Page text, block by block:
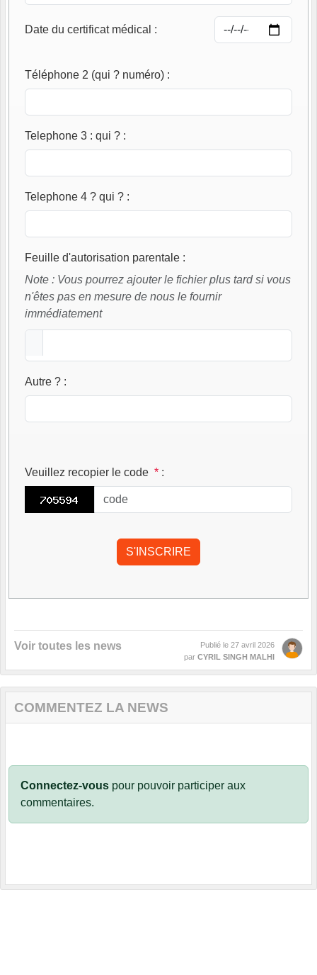
Date du certificat médical :
Téléphone 2 (qui ? numéro) :
Telephone 3 : qui ? :
Telephone 4 ? qui ? :
Feuille d'autorisation parentale :
Note : Vous pourrez ajouter le fichier plus tard si vous
n'êtes pas en mesure de nous le fournir
immédiatement
Autre ? :
Veuillez recopier le code * :
Voir toutes les news Publié le 27 avril 2026
par CYRIL SINGH MALHI
COMMENTEZ LA NEWS
Connectez-vous pour pouvoir participer aux
commentaires.